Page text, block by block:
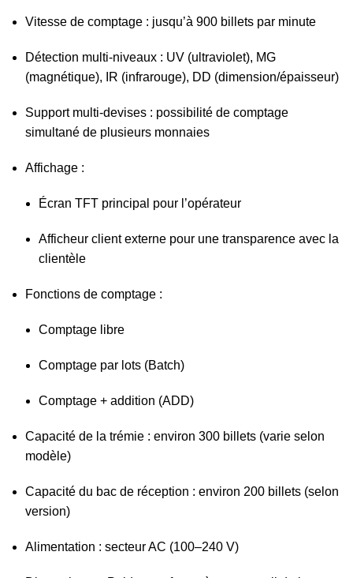
Vitesse de comptage : jusqu’à 900 billets par minute
Détection multi-niveaux : UV (ultraviolet), MG
(magnétique), IR (infrarouge), DD (dimension/épaisseur)
Support multi-devises : possibilité de comptage
simultané de plusieurs monnaies
Affichage :
Écran TFT principal pour l’opérateur
Afficheur client externe pour une transparence avec la
clientèle
Fonctions de comptage :
Comptage libre
Comptage par lots (Batch)
Comptage + addition (ADD)
Capacité de la trémie : environ 300 billets (varie selon
modèle)
Capacité du bac de réception : environ 200 billets (selon
version)
Alimentation : secteur AC (100–240 V)